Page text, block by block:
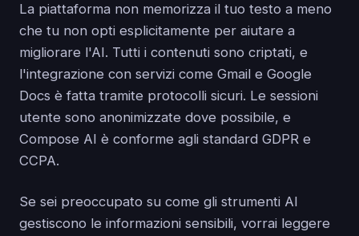
La piattaforma non memorizza il tuo testo a meno
che tu non opti esplicitamente per aiutare a
migliorare l'AI. Tutti i contenuti sono criptati, e
l'integrazione con servizi come Gmail e Google
Docs è fatta tramite protocolli sicuri. Le sessioni
utente sono anonimizzate dove possibile, e
Compose AI è conforme agli standard GDPR e
CCPA.
Se sei preoccupato su come gli strumenti AI
gestiscono le informazioni sensibili, vorrai leggere